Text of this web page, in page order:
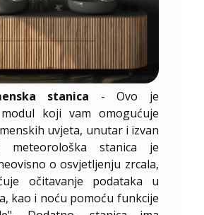
stanica - Ovo je
koji vam omogućuje
uvjeta, unutar i izvan
meteorološka stanica je
o osvjetljenju zrcala,
očitavanje podataka u
kao i noću pomoću funkcije